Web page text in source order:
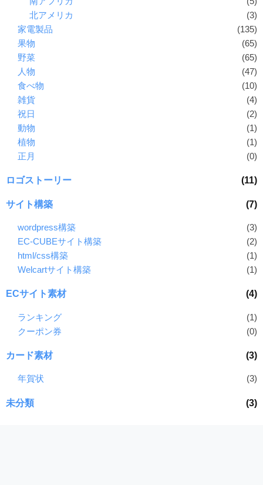
北アメリカ
(3)
家電製品
(135)
果物
(65)
野菜
(65)
人物
(47)
食べ物
(10)
雑貨
(4)
祝日
(2)
動物
(1)
植物
(1)
正月
(0)
ロゴストーリー (11)
サイト構築 (7)
wordpress構築
(3)
EC-CUBEサイト構築
(2)
html/css構築
(1)
Welcartサイト構築
(1)
ECサイト素材 (4)
ランキング
(1)
クーポン券
(0)
カード素材 (3)
年賀状 (3)
未分類 (3)